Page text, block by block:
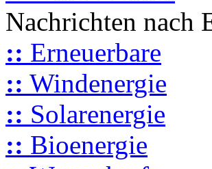
Nachrichten nach
:: Erneuerbare
:: Windenergie
:: Solarenergie
:: Bioenergie